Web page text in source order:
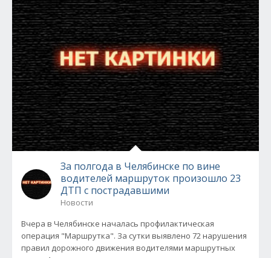
За полгода в Челябинске по вине
водителей маршруток произошло 23
ДТП с пострадавшими
Новости
Вчера в Челябинске началась профилактическая
операция "Маршрутка". За сутки выявлено 72 нарушения
правил дорожного движения водителями маршрутных